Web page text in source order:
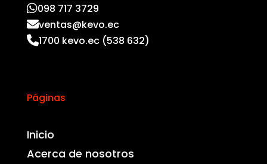
098 717 3729
ventas@kevo.ec
1700 kevo.ec (538 632)
Páginas
Inicio
Acerca de nosotros